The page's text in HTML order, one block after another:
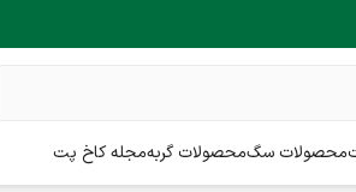
محصولات سگمحصولات گربهمجله کاخ پت